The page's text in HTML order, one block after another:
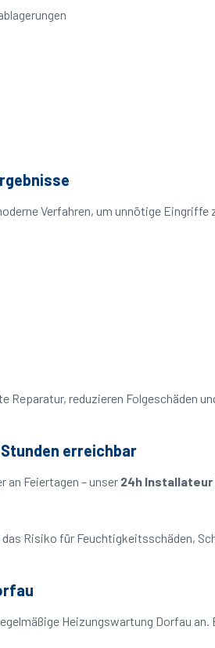
Verfahren, um unnötige Eingriffe
Reparatur, reduzieren Folgeschäden
erreichbar
an Feiertagen – unser 24h
Risiko für Feuchtigkeitsschäden,
Heizungswartung Dorfau